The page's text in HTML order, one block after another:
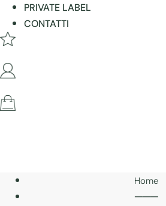
PRIVATE LABEL
CONTATTI
Home
───